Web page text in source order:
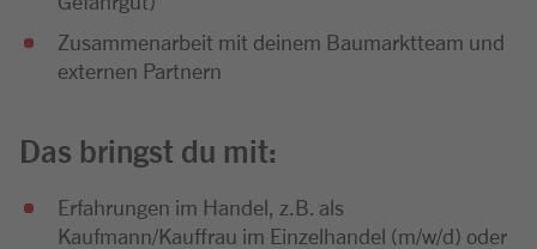
Zusammenarbeit mit deinem Baumarktteam und
externen Partnern
Das bringst du mit:
Erfahrungen im Handel, z.B. als
Kaufmann/Kauffrau im Einzelhandel (m/w/d) oder